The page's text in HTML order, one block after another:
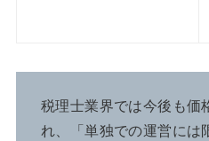
税理士業界では今後も価
れ、「単独での運営には